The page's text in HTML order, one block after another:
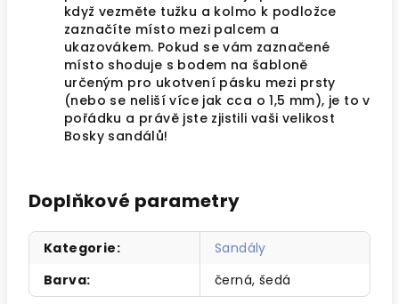
když vezměte tužku a kolmo k podložce
zaznačíte místo mezi palcem a
ukazovákem. Pokud se vám zaznačené
místo shoduje s bodem na šabloně
určeným pro ukotvení pásku mezi prsty
(nebo se neliší více jak cca o 1,5 mm), je to v
pořádku a právě jste zjistili vaši velikost
Bosky sandálů!
Doplňkové parametry
Kategorie:
Sandály
Barva: černá, šedá